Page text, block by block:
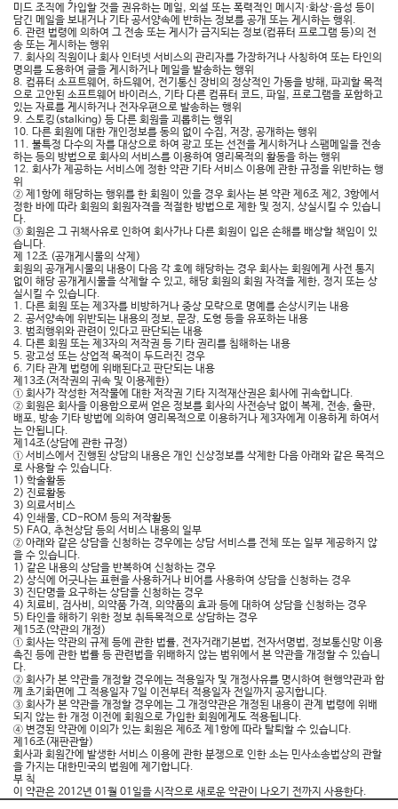
미드 조직에 가입할 것을 권유하는 메일, 외설 또는 폭력적인 메시지·화상·음성 등이
담긴 메일을 보내거나 기타 공서양속에 반하는 정보를 공개 또는 게시하는 행위.
6. 관련 법령에 의하여 그 전송 또는 게시가 금지되는 정보(컴퓨터 프로그램 등)의 전
송 또는 게시하는 행위
7. 회사의 직원이나 회사 인터넷 서비스의 관리자를 가장하거나 사칭하여 또는 타인의
명의를 도용하여 글을 게시하거나 메일을 발송하는 행위
8. 컴퓨터 소프트웨어, 하드웨어, 전기통신 장비의 정상적인 가동을 방해, 파괴할 목적
으로 고안된 소프트웨어 바이러스, 기타 다른 컴퓨터 코드, 파일, 프로그램을 포함하고
있는 자료를 게시하거나 전자우편으로 발송하는 행위
9. 스토킹(stalking) 등 다른 회원을 괴롭히는 행위
10. 다른 회원에 대한 개인정보를 동의 없이 수집, 저장, 공개하는 행위
11. 불특정 다수의 자를 대상으로 하여 광고 또는 선전을 게시하거나 스팸메일을 전송
하는 등의 방법으로 회사의 서비스를 이용하여 영리목적의 활동을 하는 행위
12. 회사가 제공하는 서비스에 정한 약관 기타 서비스 이용에 관한 규정을 위반하는 행
위
② 제1항에 해당하는 행위를 한 회원이 있을 경우 회사는 본 약관 제6조 제2, 3항에서
정한 바에 따라 회원의 회원자격을 적절한 방법으로 제한 및 정지, 상실시킬 수 있습니
다.
③ 회원은 그 귀책사유로 인하여 회사가나 다른 회원이 입은 손해를 배상할 책임이 있
습니다.
제 12조 (공개게시물의 삭제)
회원의 공개게시물의 내용이 다음 각 호에 해당하는 경우 회사는 회원에게 사전 통지
없이 해당 공개게시물을 삭제할 수 있고, 해당 회원의 회원 자격을 제한, 정지 또는 상
실시킬 수 있습니다.
1. 다른 회원 또는 제3자를 비방하거나 중상 모략으로 명예를 손상시키는 내용
2. 공서양속에 위반되는 내용의 정보, 문장, 도형 등을 유포하는 내용
3. 범죄행위와 관련이 있다고 판단되는 내용
4. 다른 회원 또는 제3자의 저작권 등 기타 권리를 침해하는 내용
5. 광고성 또는 상업적 목적이 두드러진 경우
6. 기타 관계 법령에 위배된다고 판단되는 내용
제13조(저작권의 귀속 및 이용제한)
① 회사가 작성한 저작물에 대한 저작권 기타 지적재산권은 회사에 귀속합니다.
② 회원은 회사을 이용함으로써 얻은 정보를 회사의 사전승낙 없이 복제, 전송, 출판,
배포, 방송 기타 방법에 의하여 영리목적으로 이용하거나 제3자에게 이용하게 하여서
는 안됩니다.
제14조(상담에 관한 규정)
① 서비스에서 진행된 상담의 내용은 개인 신상정보를 삭제한 다음 아래와 같은 목적으
로 사용할 수 있습니다.
1) 학술활동
2) 진료활동
3) 의료서비스
4) 인쇄물, CD-ROM 등의 저작활동
5) FAQ, 추천상담 등의 서비스 내용의 일부
② 아래와 같은 상담을 신청하는 경우에는 상담 서비스를 전체 또는 일부 제공하지 않
을 수 있습니다.
1) 같은 내용의 상담을 반복하여 신청하는 경우
2) 상식에 어긋나는 표현을 사용하거나 비어를 사용하여 상담을 신청하는 경우
3) 진단명을 요구하는 상담을 신청하는 경우
4) 치료비, 검사비, 의약품 가격, 의약품의 효과 등에 대하여 상담을 신청하는 경우
5) 타인을 해하기 위한 정보 취득목적으로 상담하는 경우
제15조(약관의 개정)
① 회사는 약관의 규제 등에 관한 법률, 전자거래기본법, 전자서명법, 정보통신망 이용
촉진 등에 관한 법률 등 관련법을 위배하지 않는 범위에서 본 약관을 개정할 수 있습니
다.
② 회사가 본 약관을 개정할 경우에는 적용일자 및 개정사유를 명시하여 현행약관과 함
께 초기화면에 그 적용일자 7일 이전부터 적용일자 전일까지 공지합니다.
③ 회사가 본 약관을 개정할 경우에는 그 개정약관은 개정된 내용이 관계 법령에 위배
되지 않는 한 개정 이전에 회원으로 가입한 회원에게도 적용됩니다.
④ 변경된 약관에 이의가 있는 회원은 제6조 제1항에 따라 탈퇴할 수 있습니다.
제16조(재판관할)
회사과 회원간에 발생한 서비스 이용에 관한 분쟁으로 인한 소는 민사소송법상의 관할
을 가지는 대한민국의 법원에 제기합니다.
부 칙
이 약관은 2012년 01월 01일을 시작으로 새로운 약관이 나오기 전까지 사용한다.